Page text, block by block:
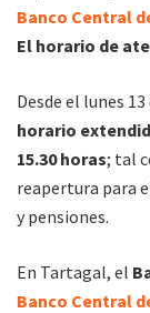
Banco Central
El horario de
Desde el lunes
horario
15.30 horas; tal
reapertura para
y pensiones.
En Tartagal, el
Banco Central